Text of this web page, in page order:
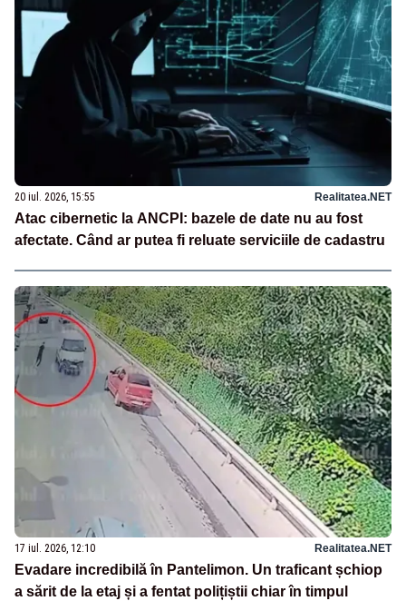
20 iul. 2026, 15:55 Realitatea.NET
Atac cibernetic la ANCPI: bazele de date nu au fost
afectate. Când ar putea fi reluate serviciile de cadastru
17 iul. 2026, 12:10 Realitatea.NET
Evadare incredibilă în Pantelimon. Un traficant șchiop
a sărit de la etaj și a fentat polițiștii chiar în timpul